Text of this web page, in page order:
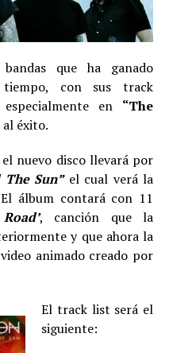
que ha ganado
con sus track
en “The
éxito.
nuevo disco llevará por
The Sun”el cual verá la
álbum contará con 11
, canción que la
y que ahora la
animado creado por
El track list será el
siguiente: